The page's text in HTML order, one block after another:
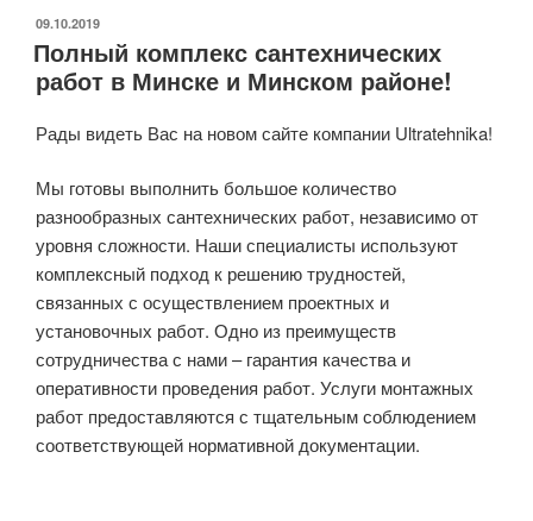
ОПУБЛИКОВАНО
09.10.2019
Полный комплекс сантехнических
работ в Минске и Минском районе!
Рады видеть Вас на новом сайте компании Ultratehnika!
Мы готовы выполнить большое количество
разнообразных сантехнических работ, независимо от
уровня сложности. Наши специалисты используют
комплексный подход к решению трудностей,
связанных с осуществлением проектных и
установочных работ. Одно из преимуществ
сотрудничества с нами – гарантия качества и
оперативности проведения работ. Услуги монтажных
работ предоставляются с тщательным соблюдением
соответствующей нормативной документации.